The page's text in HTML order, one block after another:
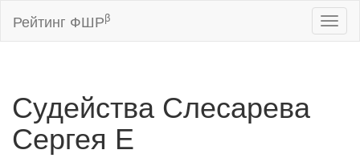
Рейтинг ФШРβ
Судейства Слесарева
Сергея Е